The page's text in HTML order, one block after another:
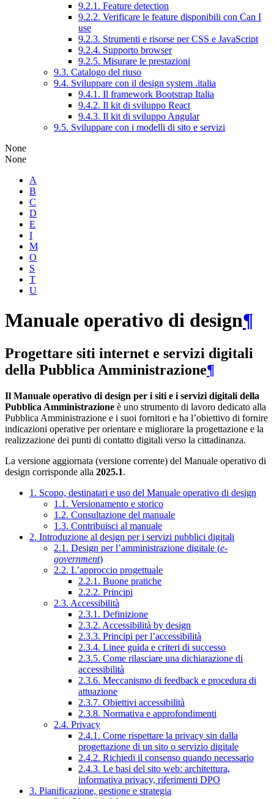
9.2.1. Feature detection
9.2.2. Verificare le feature disponibili con Can I
use
9.2.3. Strumenti e risorse per CSS e JavaScript
9.2.4. Supporto browser
9.2.5. Misurare le prestazioni
9.3. Catalogo del riuso
9.4. Sviluppare con il design system .italia
9.4.1. Il framework Bootstrap Italia
9.4.2. Il kit di sviluppo React
9.4.3. Il kit di sviluppo Angular
9.5. Sviluppare con i modelli di sito e servizi
None
None
A
B
C
D
E
I
M
O
S
T
U
Manuale operativo di design¶
Progettare siti internet e servizi digitali
della Pubblica Amministrazione¶
Il Manuale operativo di design per i siti e i servizi digitali della
Pubblica Amministrazione è uno strumento di lavoro dedicato alla
Pubblica Amministrazione e i suoi fornitori e ha l’obiettivo di fornire
indicazioni operative per orientare e migliorare la progettazione e la
realizzazione dei punti di contatto digitali verso la cittadinanza.
La versione aggiornata (versione corrente) del Manuale operativo di
design corrisponde alla 2025.1.
1. Scopo, destinatari e uso del Manuale operativo di design
1.1. Versionamento e storico
1.2. Consultazione del manuale
1.3. Contribuisci al manuale
2. Introduzione al design per i servizi pubblici digitali
2.1. Design per l’amministrazione digitale (e-
government)
2.2. L’approccio progettuale
2.2.1. Buone pratiche
2.2.2. Principi
2.3. Accessibilità
2.3.1. Definizione
2.3.2. Accessibilità by design
2.3.3. Principi per l’accessibilità
2.3.4. Linee guida e criteri di successo
2.3.5. Come rilasciare una dichiarazione di
accessibilità
2.3.6. Meccanismo di feedback e procedura di
attuazione
2.3.7. Obiettivi accessibilità
2.3.8. Normativa e approfondimenti
2.4. Privacy
2.4.1. Come rispettare la privacy sin dalla
progettazione di un sito o servizio digitale
2.4.2. Richiedi il consenso quando necessario
2.4.3. Le basi del sito web: architettura,
informativa privacy, riferimenti DPO
3. Pianificazione, gestione e strategia